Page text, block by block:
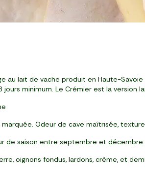
au lait de vache produit en Haute-
minimum. Le Crémier est la version
Odeur de cave maîtrisée,
de saison entre septembre et décembre.
oignons fondus, lardons, crème, et